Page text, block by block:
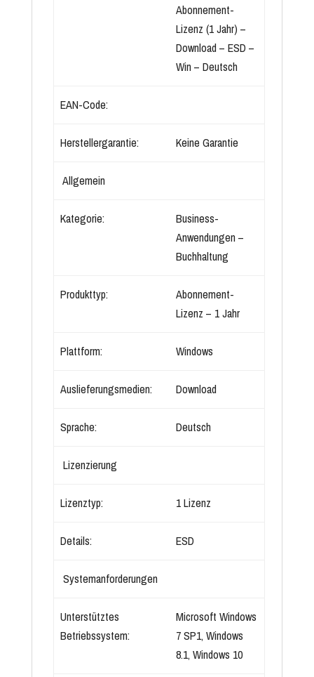
Abonnement-
Lizenz (1 Jahr) –
Download – ESD –
Win – Deutsch
EAN-Code:
Herstellergarantie: Keine Garantie
Allgemein
Kategorie:
Business-
Anwendungen –
Buchhaltung
Produkttyp:
Abonnement-
Lizenz – 1 Jahr
Plattform: Windows
Auslieferungsmedien: Download
Sprache: Deutsch
Lizenzierung
Lizenztyp: 1 Lizenz
Details: ESD
Systemanforderungen
Unterstütztes
Betriebssystem:
Microsoft Windows
7 SP1, Windows
8.1, Windows 10